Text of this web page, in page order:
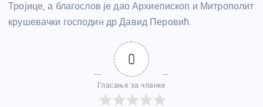
Тројице, а благослов је дао Архиепископ и Митрополит
крушевачки господин др Давид Перовић.
0
Гласање за чланке